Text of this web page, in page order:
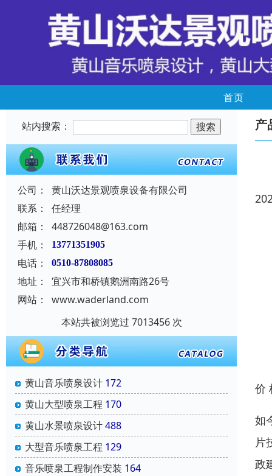
首页
站内搜索：
公司：
黄山沃达景观喷泉设备有限公司
联系：
任经理
邮箱：
448726048@163.com
手机：
13771351905
电话： 0510-87808085
地址：
宜兴市和桥镇鹅洲南路26号
网站：
www.waderland.com
本站共被浏览过 7013456 次
黄山音乐喷泉设计 172
黄山大型喷泉工程 170
黄山水景喷泉设计488
大型音乐喷泉工程 129
音乐喷泉工程制作安装 164
产
价
如
片
政